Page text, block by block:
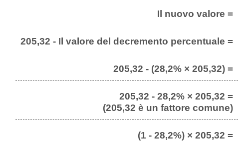
Il nuovo valore =
205,32 - Il valore del decremento percentuale =
205,32 - (28,2% × 205,32) =
205,32 - 28,2% × 205,32 =
(205,32 è un fattore comune)
(1 - 28,2%) × 205,32 =